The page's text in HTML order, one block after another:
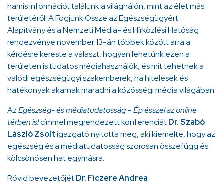
hamis információt találunk a világhálón, mint az élet más
területéről. A Fogjunk Össze az Egészségügyért
Alapítvány és a Nemzeti Média- és Hírközlési Hatóság
rendezvénye november 13-án többek között arra a
kérdésre kereste a választ, hogyan lehetünk ezen a
területen is tudatos médiahasználók, és mit tehetnek a
valódi egészségügyi szakemberek, ha hitelesek és
hatékonyak akarnak maradni a közösségi média világában.
AzEgészség- és médiatudatosság – Ép ésszel az online
térben is!címmel megrendezett konferenciátDr. Szabó
László Zsoltigazgató nyitotta meg, aki kiemelte, hogy az
egészség és a médiatudatosság szorosan összefügg és
kölcsönösen hat egymásra.
Rövid bevezetőjétDr. Ficzere Andrea